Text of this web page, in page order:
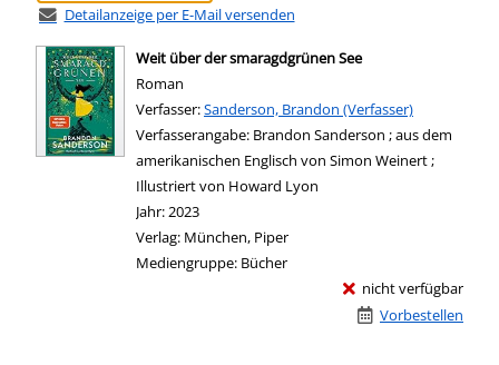
Detailanzeige per E-Mail versenden
Weit über der smaragdgrünen See
Roman
Verfasser:Suche nach diesem Verfasser
Sanderson, Brandon (Verfasser)
Verfasserangabe: Brandon Sanderson ; aus dem
amerikanischen Englisch von Simon Weinert ;
Illustriert von Howard Lyon
Jahr:2023
Verlag: München, Piper
Mediengruppe: Bücher
nicht verfügbar
Vorbestellen